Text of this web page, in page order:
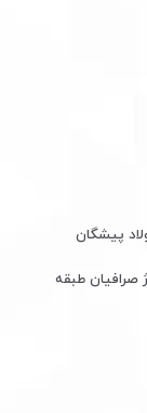
پیشگان
صرافیان طبقه